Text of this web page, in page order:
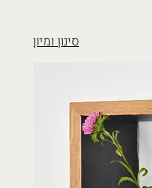
סינון ומיון